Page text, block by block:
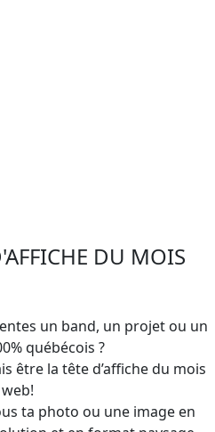
DU MOIS
un band, un projet ou un
québécois ?
être la tête d’affiche du mois
ta photo ou une image en